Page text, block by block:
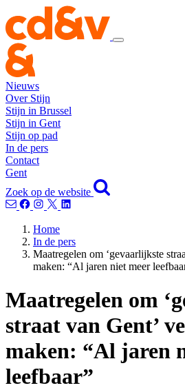
Nieuws
Over Stijn
Stijn in Brussel
Stijn in Gent
Stijn op pad
In de pers
Contact
Gent
Zoek op de website
Home
In de pers
Maatregelen om ‘gevaarlijkste
maken: “Al jaren niet meer
Maatregelen om
straat van Gent’
maken: “Al jaren
leefbaar”